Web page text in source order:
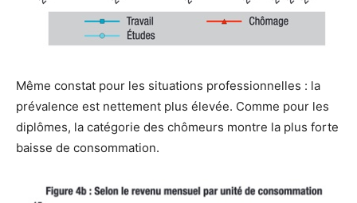
Même constat pour les situations professionnelles : la
prévalence est nettement plus élevée. Comme pour les
diplômes, la catégorie des chômeurs montre la plus forte
baisse de consommation.